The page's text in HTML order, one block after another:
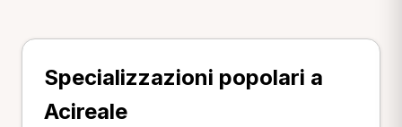
Specializzazioni popolari a
Acireale